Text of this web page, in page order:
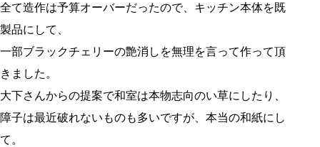
全て造作は予算オーバーだったので、キッチン本体を既
製品にして、
一部ブラックチェリーの艶消しを無理を言って作って頂
きました。
大下さんからの提案で和室は本物志向のい草にしたり、
障子は最近破れないものも多いですが、本当の和紙にし
て。